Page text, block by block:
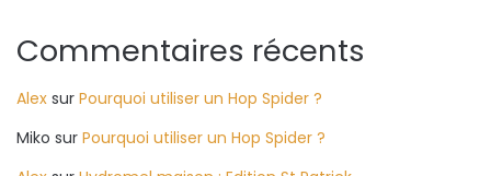
Commentaires récents
Alex sur Pourquoi utiliser un Hop Spider ?
Miko sur Pourquoi utiliser un Hop Spider ?